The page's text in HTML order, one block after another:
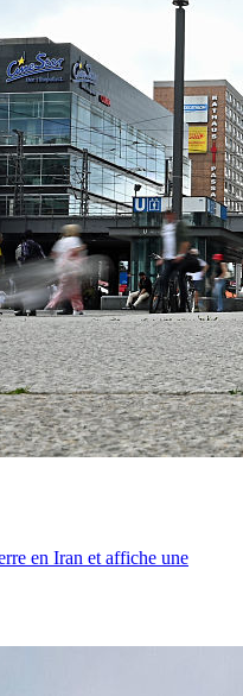
en Iran et affiche une